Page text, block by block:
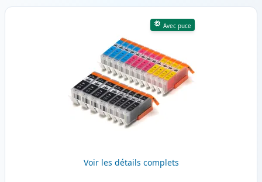
Produits
Avec puce
Voir les détails complets